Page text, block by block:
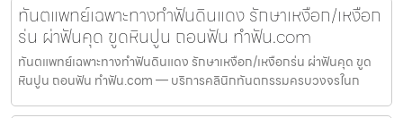
ทันตแพทย์เฉพาะทางทำฟันดินแดง รักษาเหงือก/เหงือก
ร่น ผ่าฟันคุด ขูดหินปูน ถอนฟัน ทำฟัน.com
ทันตแพทย์เฉพาะทางทำฟันดินแดง รักษาเหงือก/เหงือกร่น ผ่าฟันคุด ขูด
หินปูน ถอนฟัน ทำฟัน.com — บริการคลินิกทันตกรรมครบวงจรในก